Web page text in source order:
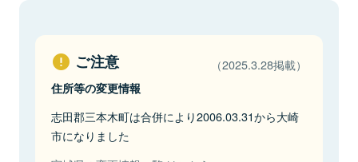
ご注意 （2025.3.28掲載）
住所等の変更情報
志田郡三本木町は合併により2006.03.31から大崎
市になりました